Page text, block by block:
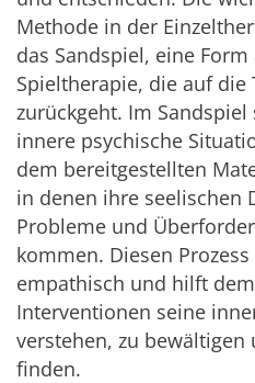
Methode in der
das Sandspiel, eine
Spieltherapie, die auf die
zurückgeht. Im
innere psychische
dem bereitgestellten
in denen ihre seelischen
Probleme und
kommen. Diesen
empathisch und hilft
Interventionen seine
verstehen, zu bewältigen
finden.